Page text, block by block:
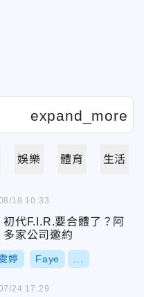
娛樂 體育 生活
初代F.I.R.要合體了？阿
家公司邀約
婷 Faye
18 10:33
24 17:29